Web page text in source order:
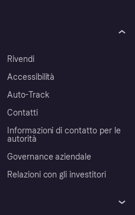
Rivendi
Accessibilità
Auto-Track
Contatti
Informazioni di contatto per le
autorità
Governance aziendale
Relazioni con gli investitori